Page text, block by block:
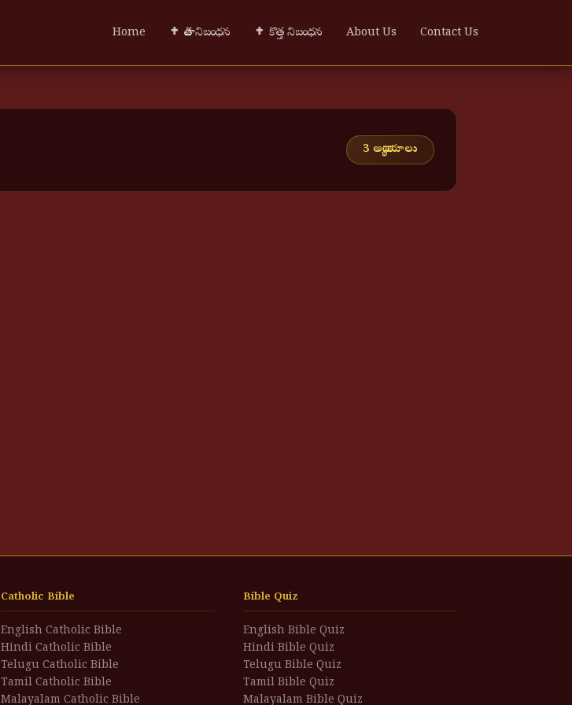
Home ✝ పాత నిబంధన ✝ కొత్త నిబంధన About Us Contact Us
3 అధ్యాయాలు
Catholic Bible
English Catholic Bible
Hindi Catholic Bible
Telugu Catholic Bible
Tamil Catholic Bible
Malayalam Catholic Bible
Bible Quiz
English Bible Quiz
Hindi Bible Quiz
Telugu Bible Quiz
Tamil Bible Quiz
Malayalam Bible Quiz